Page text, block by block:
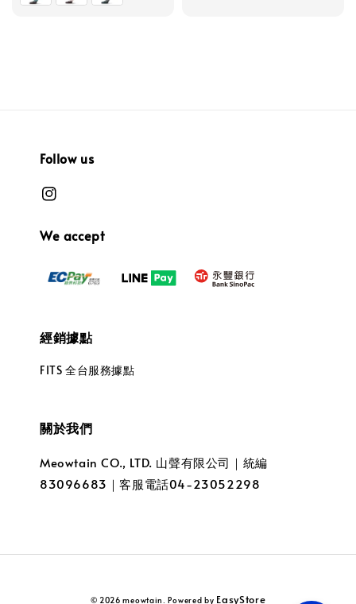
Follow us
We accept
經銷據點
FITS 全台服務據點
關於我們
Meowtain CO., LTD. 山聲有限公司｜統編
83096683｜客服電話04-23052298
© 2026 meowtain. Powered by EasyStore